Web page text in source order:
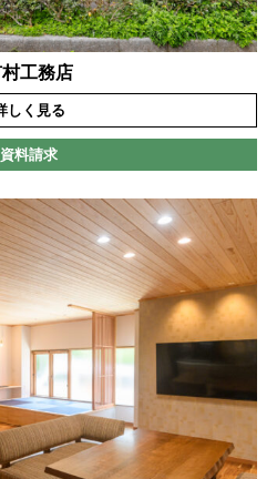
工務店
しく見る
資料請求